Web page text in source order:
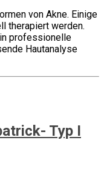
von Akne. Einige
therapiert werden.
professionelle
Hautanalyse
Typ I